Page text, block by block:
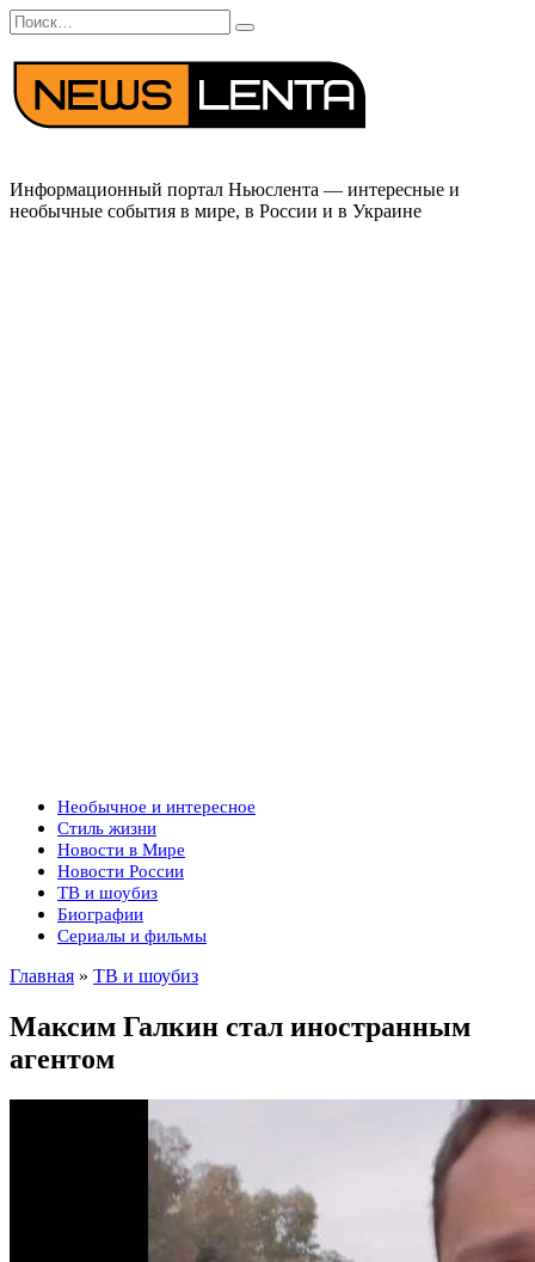
Перейти
к
содержанию
Search
for:
Информационный портал Ньюслента — интересные и
необычные события в мире, в России и в Украине
Необычное и интересное
Стиль жизни
Новости в Мире
Новости России
ТВ и шоубиз
Биографии
Сериалы и фильмы
Главная » ТВ и шоубиз
Максим Галкин стал иностранным
агентом